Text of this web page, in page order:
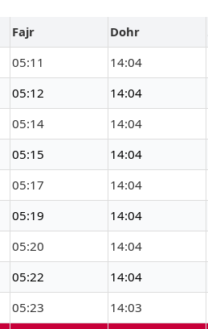
Fajr Dohr
05:11 14:04
05:12 14:04
05:14 14:04
05:15 14:04
05:17 14:04
05:19 14:04
05:20 14:04
05:22 14:04
05:23 14:03